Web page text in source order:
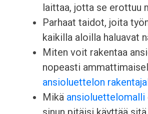
laittaa, jotta se erottuu
Parhaat taidot, joita
kaikilla aloilla haluavat
Miten voit rakentaa
nopeasti
ansioluettelon
Mikä ansioluettelomalli